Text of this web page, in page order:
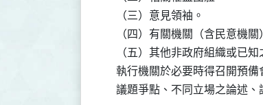
    （三）意見領袖。
（四）有關機關（含民意機關
（五）其他非政府組織或已
執行機關於必要時得召開預